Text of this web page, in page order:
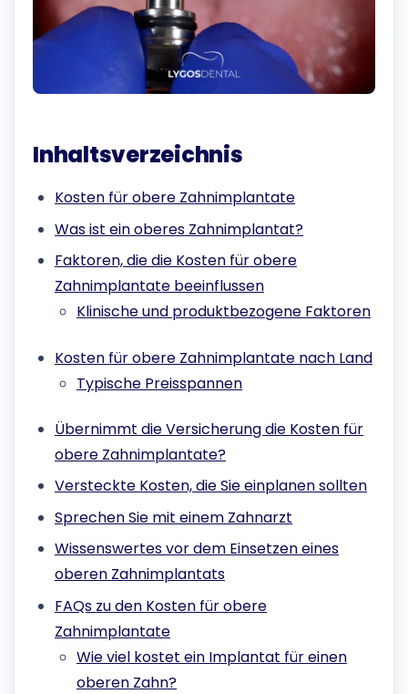
Inhaltsverzeichnis
Kosten für obere Zahnimplantate
Was ist ein oberes Zahnimplantat?
Faktoren, die die Kosten für obere
Zahnimplantate beeinflussen
Klinische und produktbezogene Faktoren
Kosten für obere Zahnimplantate nach Land
Typische Preisspannen
Übernimmt die Versicherung die Kosten für
obere Zahnimplantate?
Versteckte Kosten, die Sie einplanen sollten
Sprechen Sie mit einem Zahnarzt
Wissenswertes vor dem Einsetzen eines
oberen Zahnimplantats
FAQs zu den Kosten für obere
Zahnimplantate
Wie viel kostet ein Implantat für einen
oberen Zahn?